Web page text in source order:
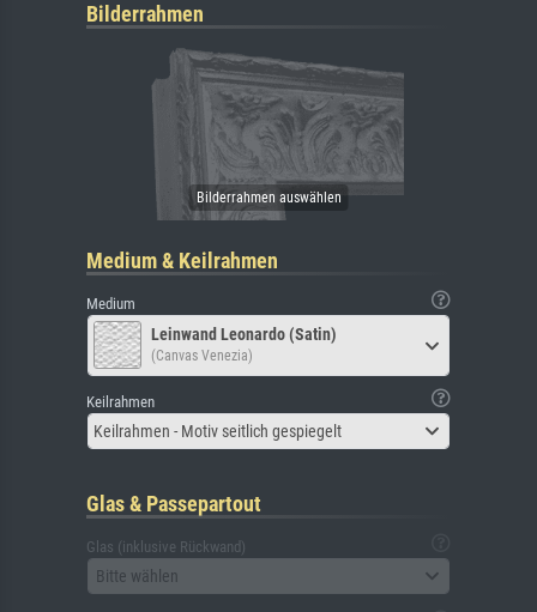
Bilderrahmen
Medium & Keilrahmen
Medium
Leinwand Leonardo (Satin)
(Canvas Venezia)
Keilrahmen
Keilrahmen - Motiv seitlich gespiegelt
Glas & Passepartout
Glas (inklusive Rückwand)
Bitte wählen